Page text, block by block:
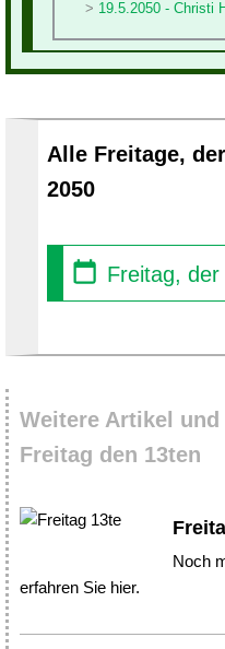
19.5.2050 - Christi
Alle Freitage,
2050
Freitag,
Weitere Artikel
Freitag den 13ten
Noch
erfahren Sie hier.